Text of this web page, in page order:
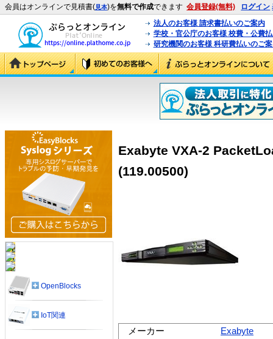
会員はオンラインで見積書(見本)を無料で作成できます 会員登録(無料) ログイン
法人のお客様 請求書払いのご案内
学校・官公庁のお客様 校費・公費
研究機関のお客様 科研費払いのご
Exabyte VXA-2
(119.00500)
メーカー
Exabyte
OpenBlocks
IoT関連